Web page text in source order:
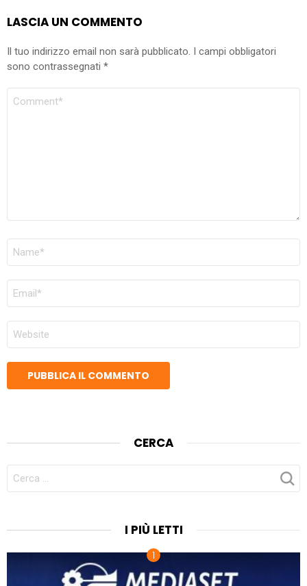
LASCIA UN COMMENTO
Il tuo indirizzo email non sarà pubblicato. I campi obbligatori
sono contrassegnati *
COMMENTO
NOME
EMAIL
SITO
WEB
CERCA
CERCA
PER:
I PIÙ LETTI